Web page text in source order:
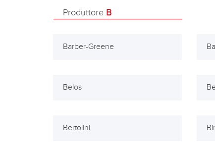
Produttore B
Barber-Greene
Belos
Bertolini